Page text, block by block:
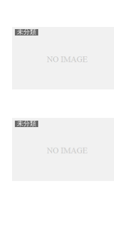
未分類
未分類